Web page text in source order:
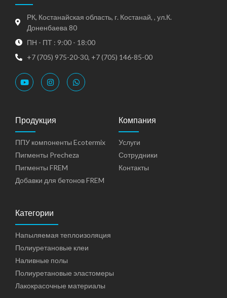
РК, Костанайская область, г. Костанай, , ул.К.
Доненбаева 80
ПН - ПТ : 9:00 - 18:00
+7 (705) 975-20-30, +7 (705) 146-85-00
Продукция
ППУ компоненты Ecotermix
Пигменты Precheza
Пигменты FREM
Добавки для бетонов FREM
Компания
Услуги
Сотрудники
Контакты
Категории
Напыляемая теплоизоляция
Полиуретановые клеи
Наливные полы
Полиуретановые эластомеры
Лакокрасочные материалы